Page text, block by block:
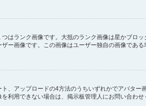
はランク画像です。大抵のランク画像は星かブロ
ー画像です。この画像はユーザー独自の画像である
、アップロードの4方法のうちいずれかでアバタ
利用できない場合は、掲示板管理人にお問い合わせ